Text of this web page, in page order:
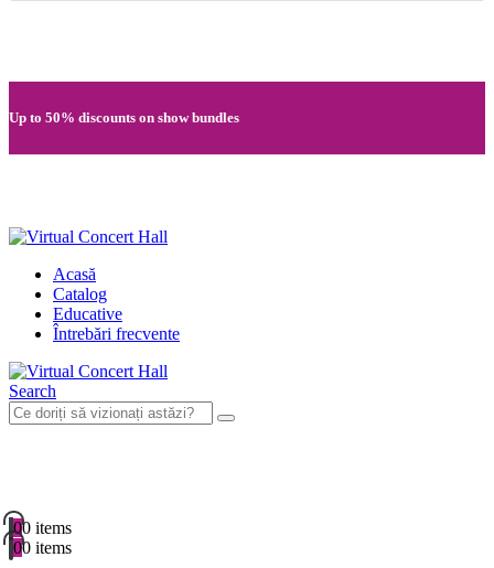
Up to 50% discounts on show bundles
Acasă
Catalog
Educative
Întrebări frecvente
Search
00 items
00 items